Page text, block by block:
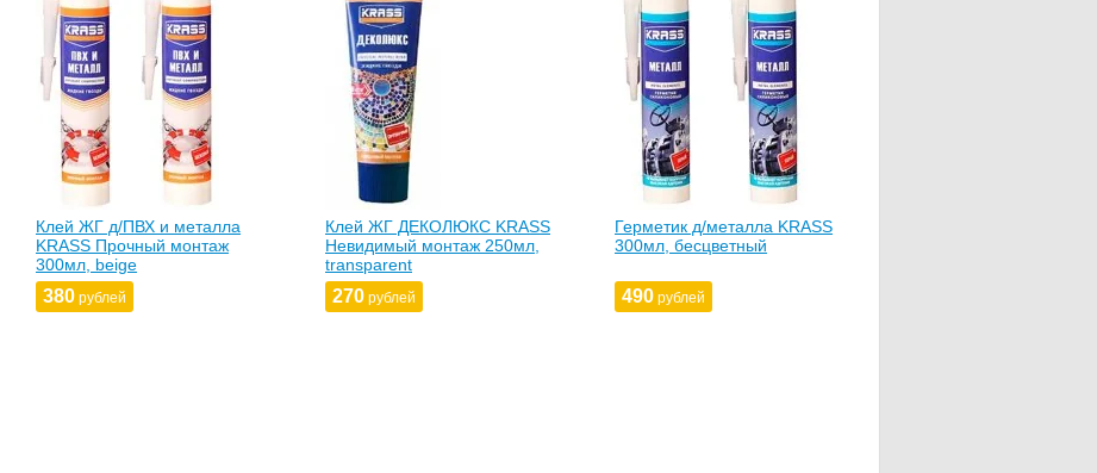
Клей ЖГ д/ПВХ и металла
KRASS Прочный монтаж
300мл, beige
380 рублей
Клей ЖГ ДЕКОЛЮКС KRASS
Невидимый монтаж 250мл,
transparent
270 рублей
Герметик д/металла KRASS
300мл, бесцветный
490 рублей